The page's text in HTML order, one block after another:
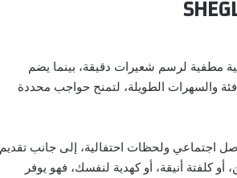
مطفية لرسم شعيرات دقيقة، بينما يضم
والسهرات الطويلة، لتمنح حواجب محددة
اجتماعي ولحظات احتفالية، إلى جانب تقديم
كلفتة أنيقة، أو كهدية لنفسك، فهو يوفر